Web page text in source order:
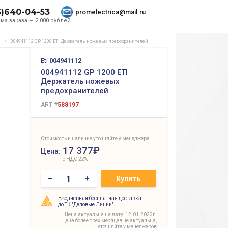
заказа — 2.000 рублей
04-53 promelectrica@mail.ru
004941112 GP 1200 ETI Держатель ножевых предохранителей
Eti 004941112
004941112 GP 1200 ETI
Держатель ножевых
предохранителей
ART #588197
Стоимость и наличие уточняйте у менеджера
Цена: 17 377₽
с НДС 22%
– + Купить
Ежедневная бесплатная доставка
до ТК "Деловые Линии"
Цена актуальна на дату: 12.01.2023г.
Цена более трех месяцев не актуальна,
уточняйте у менеджеров